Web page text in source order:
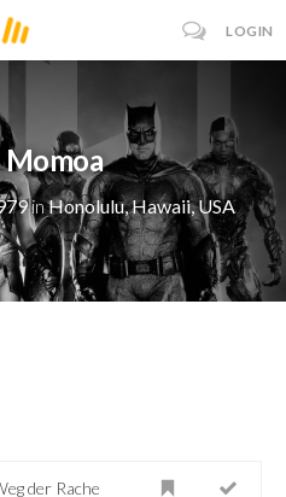
LOGIN
Momoa
inHonolulu, Hawaii, USA
der Rache